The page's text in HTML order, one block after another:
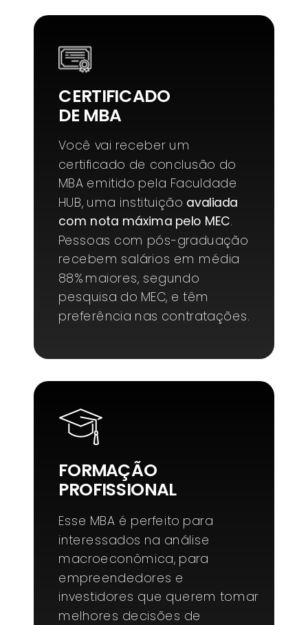
Você vai receber um
certificado de conclusão do
MBA emitido pela Faculdade
HUB, uma instituição avaliada
com nota máxima pelo MEC.
Pessoas com pós-graduação
recebem salários em média
88% maiores, segundo
pesquisa do MEC, e têm
preferência nas contratações.
CERTIFICADO
DE MBA
FORMAÇÃO
PROFISSIONAL
Esse MBA é perfeito para
interessados na análise
macroeconômica, para
empreendedores e
investidores que querem tomar
melhores decisões de